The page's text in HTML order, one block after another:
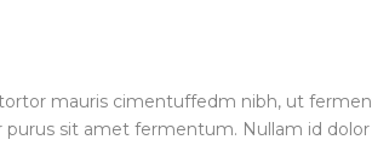
mauris cimentuffedm nibh, ut
sit amet fermentum. Nullam id dolor